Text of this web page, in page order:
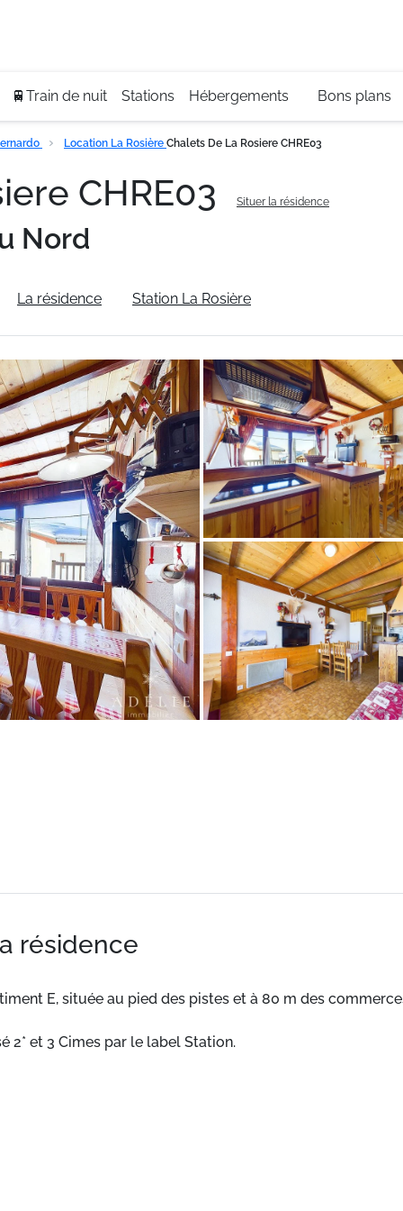
🚆Train de nuit Stations Hébergements Bons plans
Location La Rosière Chalets De La Rosiere CHRE03
CHRE03 Situer la résidence
Nord
La résidence Station La Rosière
résidence
E, située au pied des pistes et à 80 m des
2* et 3 Cimes par le label Station.